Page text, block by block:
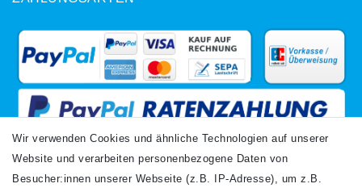
VERSANDARTEN
Wir verwenden Cookies und ähnliche Technologien auf unserer
Website und verarbeiten personenbezogene Daten von
Besucher:innen unserer Webseite (z.B. IP-Adresse), um z.B.